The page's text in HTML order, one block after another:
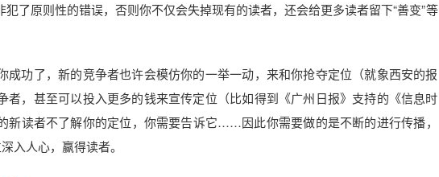
原则性的错误，否则你不仅会失掉现有的读者，还会给更多读者留下“善变”等
功了，新的竞争者也许会模仿你的一举一动，来和你抢夺定位（就象西安的报
者，甚至可以投入更多的钱来宣传定位（比如得到《广州日报》支持的《信息时
新读者不了解你的定位，你需要告诉它……因此你需要做的是不断的进行传播，
入人心，赢得读者。